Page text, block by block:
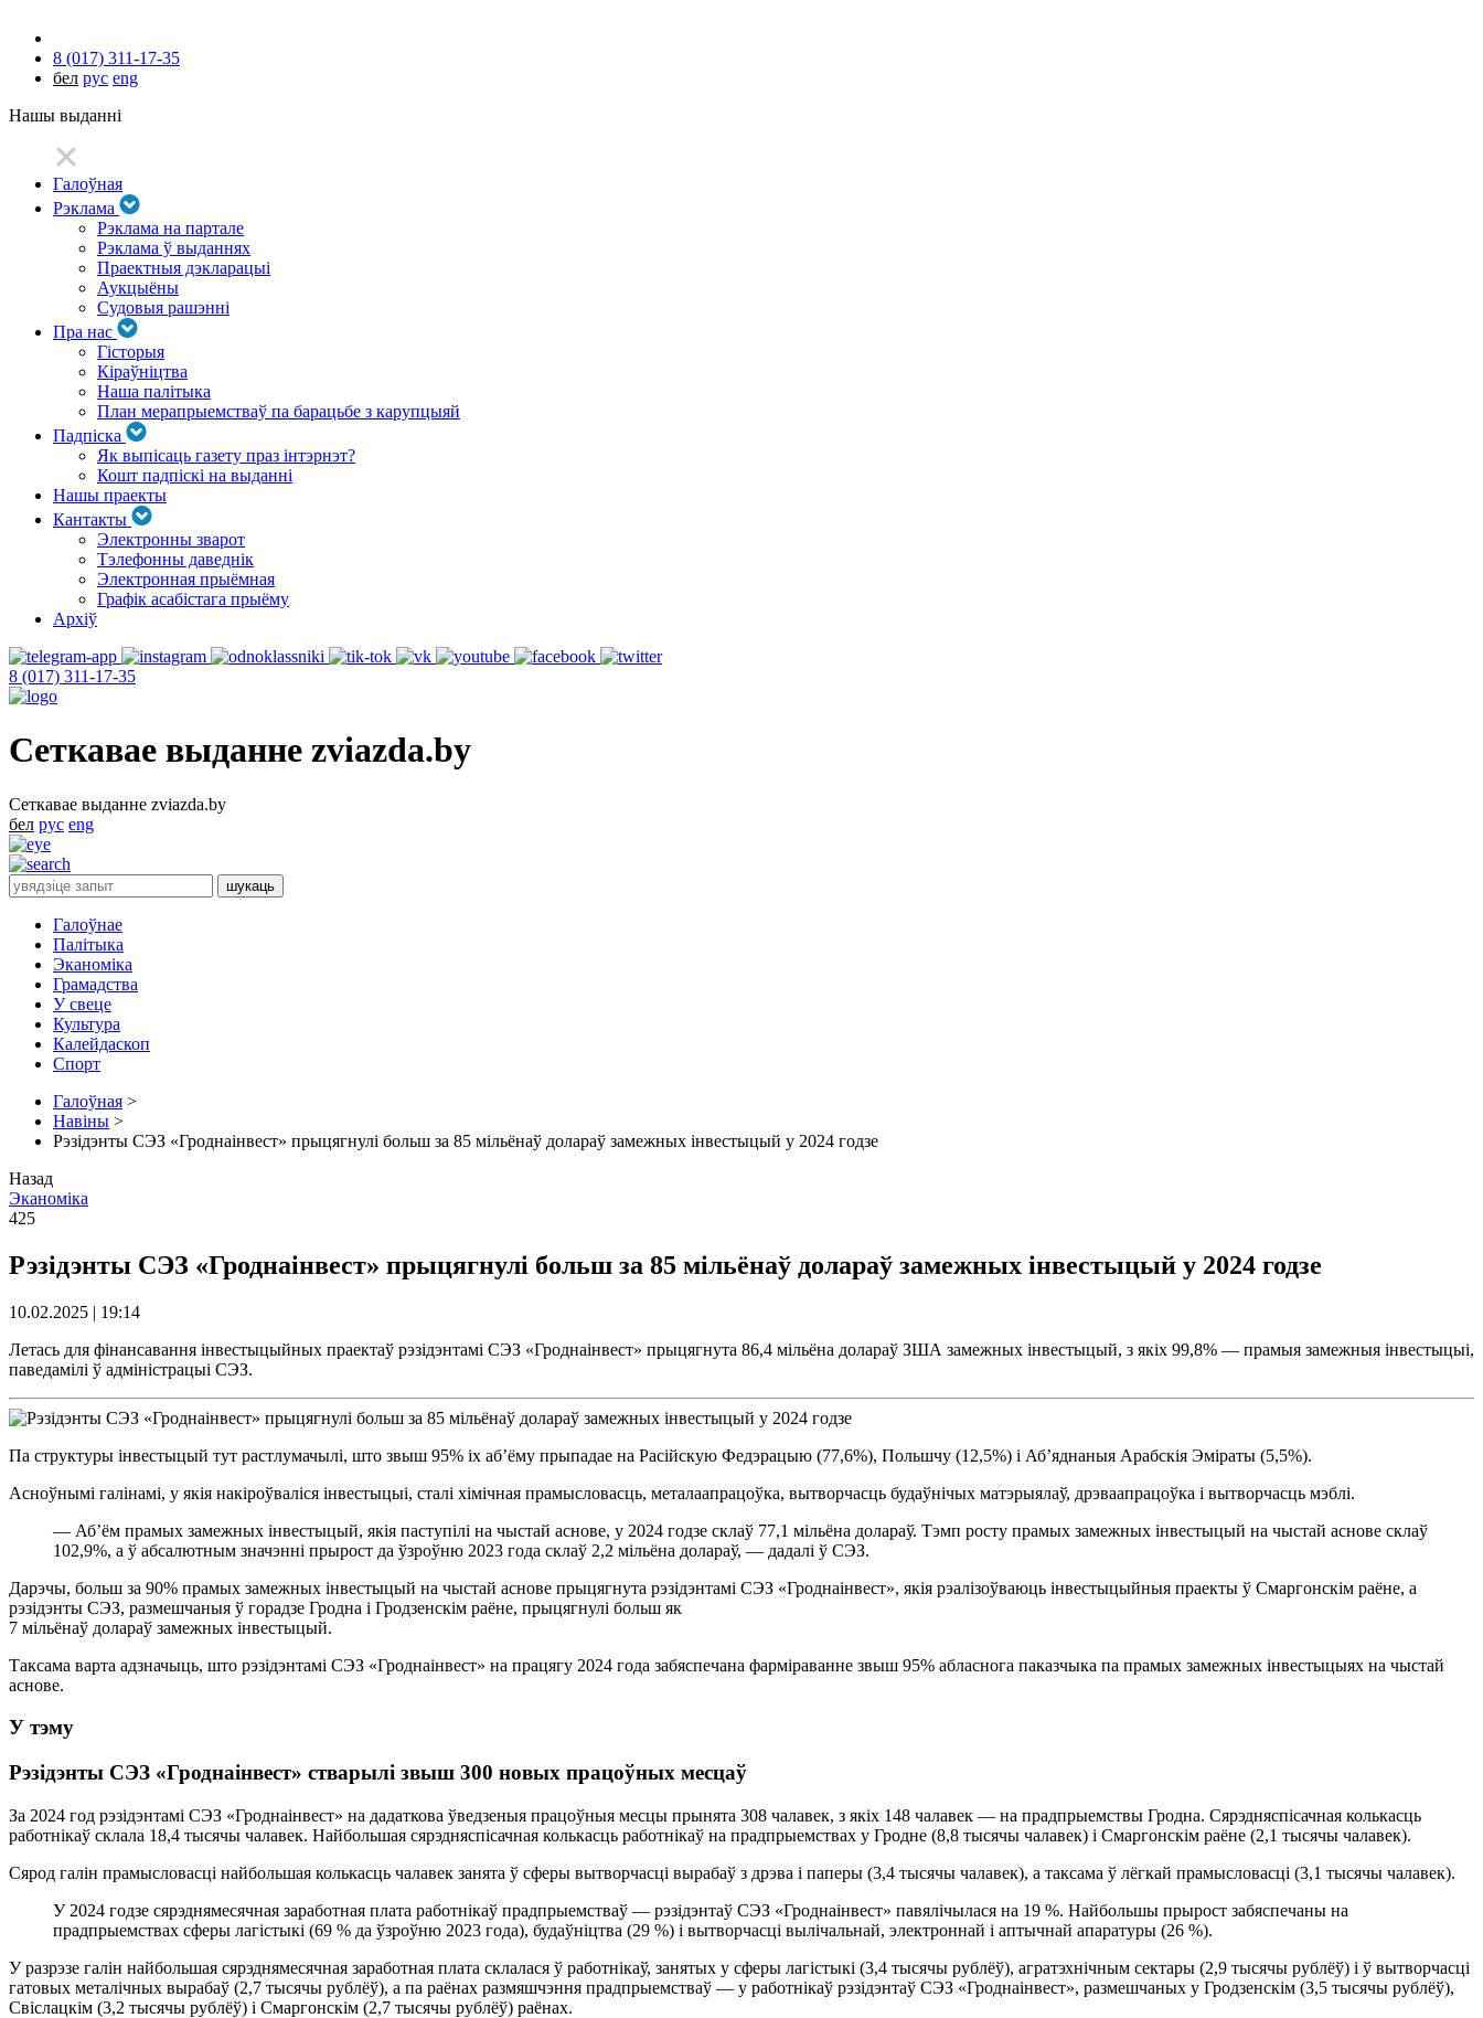
8 (017) 311-17-35
бел рус eng
Нашы выданні
Галоўная
Рэклама
Рэклама на партале
Рэклама ў выданнях
Праектныя дэкларацыі
Аукцыёны
Судовыя рашэнні
Пра нас
Гісторыя
Кіраўніцтва
Наша палітыка
План мерапрыемстваў па барацьбе з карупцыяй
Падпіска
Як выпісаць газету праз інтэрнэт?
Кошт падпіскі на выданні
Нашы праекты
Кантакты
Электронны зварот
Тэлефонны даведнік
Электронная прыёмная
Графік асабістага прыёму
Архіў
8 (017) 311-17-35
Сеткавае выданне zviazda.by
Сеткавае выданне zviazda.by
бел рус eng
Галоўнае
Палітыка
Эканоміка
Грамадства
У свеце
Культура
Калейдаскоп
Спорт
Галоўная >
Навіны >
Рэзідэнты СЭЗ «Гроднаінвест» прыцягнулі больш за 85 мільёнаў долараў замежных інвестыцый у 2024 годзе
Назад
Эканоміка
425
Рэзідэнты СЭЗ «Гроднаінвест» прыцягнулі больш за 85 мільёнаў долараў замежных інвестыцый у 2024 годзе
10.02.2025 | 19:14
Летась для фінансавання інвестыцыйных праектаў рэзідэнтамі СЭЗ «Гроднаінвест» прыцягнута 86,4 мільёна долараў ЗША замежных інвестыцый, з якіх 99,8% — прамыя замежныя інвестыцыі,
паведамілі ў адміністрацыі СЭЗ.
Па структуры інвестыцый тут растлумачылі, што звыш 95% іх аб’ёму прыпадае на Расійскую Федэрацыю (77,6%), Польшчу (12,5%) і Аб’яднаныя Арабскія Эміраты (5,5%).
Асноўнымі галінамі, у якія накіроўваліся інвестыцыі, сталі хімічная прамысловасць, металаапрацоўка, вытворчасць будаўнічых матэрыялаў, дрэваапрацоўка і вытворчасць мэблі.
— Аб’ём прамых замежных інвестыцый, якія паступілі на чыстай аснове, у 2024 годзе склаў 77,1 мільёна долараў. Тэмп росту прамых замежных інвестыцый на чыстай аснове склаў
102,9%, а ў абсалютным значэнні прырост да ўзроўню 2023 года склаў 2,2 мільёна долараў, — дадалі ў СЭЗ.
Дарэчы, больш за 90% прамых замежных інвестыцый на чыстай аснове прыцягнута рэзідэнтамі СЭЗ «Гроднаінвест», якія рэалізоўваюць інвестыцыйныя праекты ў Смаргонскім раёне, а
рэзідэнты СЭЗ, размешчаныя ў горадзе Гродна і Гродзенскім раёне, прыцягнулі больш як
7 мільёнаў долараў замежных інвестыцый.
Таксама варта адзначыць, што рэзідэнтамі СЭЗ «Гроднаінвест» на працягу 2024 года забяспечана фарміраванне звыш 95% абласнога паказчыка па прамых замежных інвестыцыях на чыстай
аснове.
У тэму
Рэзідэнты СЭЗ «Гроднаінвест» стварылі звыш 300 новых працоўных месцаў
За 2024 год рэзідэнтамі СЭЗ «Гроднаінвест» на дадаткова ўведзеныя працоўныя месцы прынята 308 чалавек, з якіх 148 чалавек — на прадпрыемствы Гродна. Сярэдняспісачная колькасць
работнікаў склала 18,4 тысячы чалавек. Найбольшая сярэдняспісачная колькасць работнікаў на прадпрыемствах у Гродне (8,8 тысячы чалавек) і Смаргонскім раёне (2,1 тысячы чалавек).
Сярод галін прамысловасці найбольшая колькасць чалавек занята ў сферы вытворчасці вырабаў з дрэва і паперы (3,4 тысячы чалавек), а таксама ў лёгкай прамысловасці (3,1 тысячы чалавек).
У 2024 годзе сярэднямесячная заработная плата работнікаў прадпрыемстваў — рэзідэнтаў СЭЗ «Гроднаінвест» павялічылася на 19 %. Найбольшы прырост забяспечаны на
прадпрыемствах сферы лагістыкі (69 % да ўзроўню 2023 года), будаўніцтва (29 %) і вытворчасці вылічальнай, электроннай і аптычнай апаратуры (26 %).
У разрэзе галін найбольшая сярэднямесячная заработная плата склалася ў работнікаў, занятых у сферы лагістыкі (3,4 тысячы рублёў), агратэхнічным сектары (2,9 тысячы рублёў) і ў вытворчасці
гатовых металічных вырабаў (2,7 тысячы рублёў), а па раёнах размяшчэння прадпрыемстваў — у работнікаў рэзідэнтаў СЭЗ «Гроднаінвест», размешчаных у Гродзенскім (3,5 тысячы рублёў),
Свіслацкім (3,2 тысячы рублёў) і Смаргонскім (2,7 тысячы рублёў) раёнах.